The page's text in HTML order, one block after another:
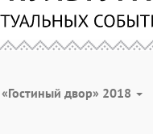
двор» 2018